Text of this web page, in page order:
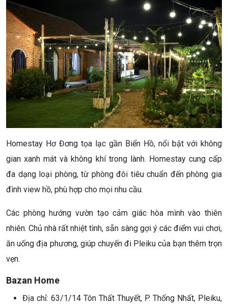
Homestay Hơ Đơng tọa lạc gần Biển Hồ, nổi bật với không
gian xanh mát và không khí trong lành. Homestay cung cấp
đa dạng loại phòng, từ phòng đôi tiêu chuẩn đến phòng gia
đình view hồ, phù hợp cho mọi nhu cầu.
Các phòng hướng vườn tạo cảm giác hòa mình vào thiên
nhiên. Chủ nhà rất nhiệt tình, sẵn sàng gợi ý các điểm vui chơi,
ăn uống địa phương, giúp chuyến đi Pleiku của bạn thêm trọn
vẹn.
Bazan Home
Địa chỉ: 63/1/14 Tôn Thất Thuyết, P. Thống Nhất, Pleiku,